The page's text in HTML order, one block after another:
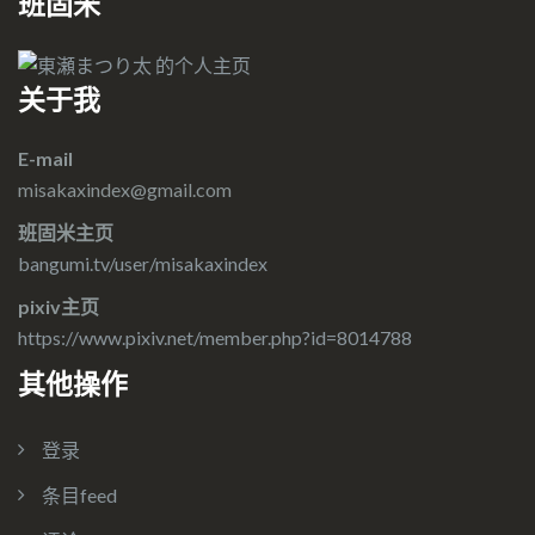
关于我
E-mail
misakaxindex@gmail.com
班固米主页
bangumi.tv/user/misakaxindex
pixiv主页
https://www.pixiv.net/member.php?id=8014788
其他操作
登录
条目feed